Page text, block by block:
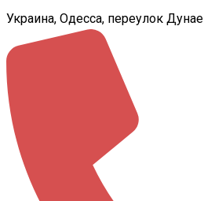
Украина, Одесса, переулок